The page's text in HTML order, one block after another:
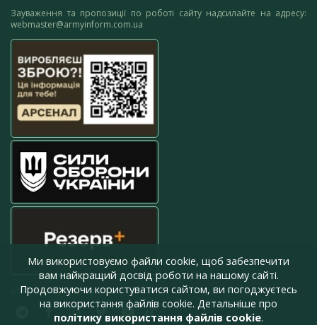
Зауваження та пропозиції по роботі сайту надсилайте на адресу:
webmaster@armyinform.com.ua
press@armyinform.com.ua
Ми використовуємо файли cookie, щоб забезпечити
вам найкращий досвід роботи на нашому сайті.
Продовжуючи користуватися сайтом, ви погоджуєтесь
на використання файлів cookie. Детальніше про
політику використання файлів cookie.